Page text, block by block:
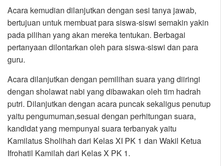
Acara kemudian dilanjutkan dengan sesi tanya jawab,
bertujuan untuk membuat para siswa-siswi semakin yakin
pada pilihan yang akan mereka tentukan. Berbagai
pertanyaan dilontarkan oleh para siswa-siswi dan para
guru.
Acara dilanjutkan dengan pemilihan suara yang diiringi
dengan sholawat nabi yang dibawakan oleh tim hadrah
putri. Dilanjutkan dengan acara puncak sekaligus penutup
yaitu pengumuman,sesuai dengan perhitungan suara,
kandidat yang mempunyai suara terbanyak yaitu
Kamilatus Sholihah dari Kelas XI PK 1 dan Wakil Ketua
Ifrohatil Kamilah dari Kelas X PK 1.